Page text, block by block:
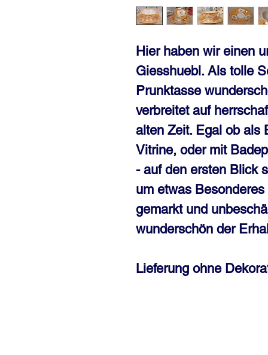
Hier haben wir einen
Giesshuebl. Als tolle
Prunktasse
verbreitet auf
alten Zeit. Egal ob als
Vitrine, oder mit
- auf den ersten Blick
um etwas
gemarkt und
wunderschön der
Lieferung ohne